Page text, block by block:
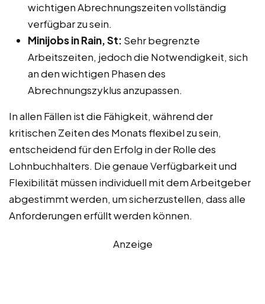
wichtigen Abrechnungszeiten vollständig
verfügbar zu sein.
Minijobs in Rain, St: Sehr begrenzte
Arbeitszeiten, jedoch die Notwendigkeit, sich
an den wichtigen Phasen des
Abrechnungszyklus anzupassen.
In allen Fällen ist die Fähigkeit, während der
kritischen Zeiten des Monats flexibel zu sein,
entscheidend für den Erfolg in der Rolle des
Lohnbuchhalters. Die genaue Verfügbarkeit und
Flexibilität müssen individuell mit dem Arbeitgeber
abgestimmt werden, um sicherzustellen, dass alle
Anforderungen erfüllt werden können.
Anzeige